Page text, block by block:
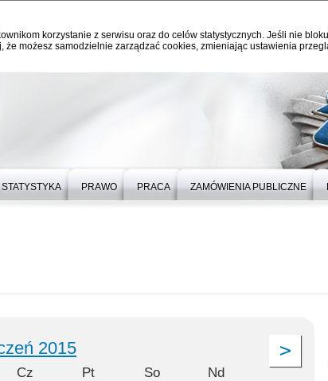
korzystanie z serwisu oraz do celów statystycznych. Jeśli nie
możesz samodzielnie zarządzać cookies, zmieniając ustawienia
STATYSTYKA PRAWO PRACA ZAMÓWIENIA PUBLICZNE
2015
Cz Pt So
Nd